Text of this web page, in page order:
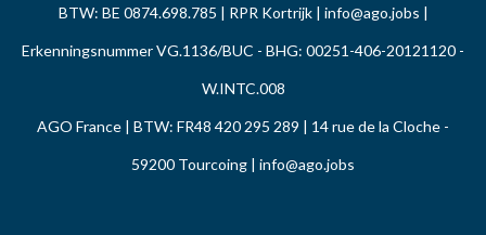
BTW: BE 0874.698.785 | RPR Kortrijk | info@ago.jobs |
Erkenningsnummer VG.1136/BUC - BHG: 00251-406-20121120 -
W.INTC.008
AGO France | BTW: FR48 420 295 289 | 14 rue de la Cloche -
59200 Tourcoing | info@ago.jobs